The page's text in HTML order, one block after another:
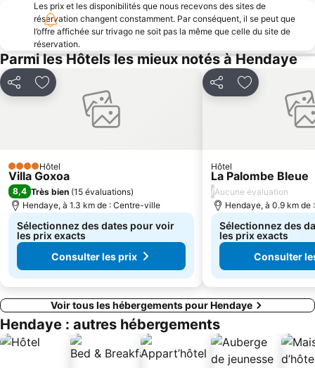
Aquarium de San Sebastián
Gros
Puerto de Pasajes
Le Port Vieux
Centre historique
Deba
Akartegi
Plage du Miramar
Rocher de la Vierge
Quais de la Nive
Playa de Monte Igeldo
Circuits Découvertes Centre Ville
Thalassa Biarritz
Cathédrale Sainte-Marie
Thermes La Perle
Grottes de Zugarramurdiko
Carnaval de Tolède
Les prix et les disponibilités que nous recevons des sites de
réservation changent constamment. Par conséquent, il se peut que
l’offre affichée sur trivago ne soit pas la même que celle du site de
réservation.
Parmi les Hôtels les mieux notés à Hendaye
PartagerAjouter à mes favoris
4 ÉtoilesHôtel
Villa Goxoa
8,4 Très bien (15 évaluations)
Hendaye, à 1.3 km de : Centre-ville
Sélectionnez des dates pour voir
les prix exacts
Consulter les prix
PartagerAjouter à
Hôtel
La Palombe Bleue
/Aucune évaluation
Hendaye, à 0.9 km de
Sélectionnez des
les prix exacts
Consulter
Voir tous les hébergements pour Hendaye
Hendaye : autres hébergements